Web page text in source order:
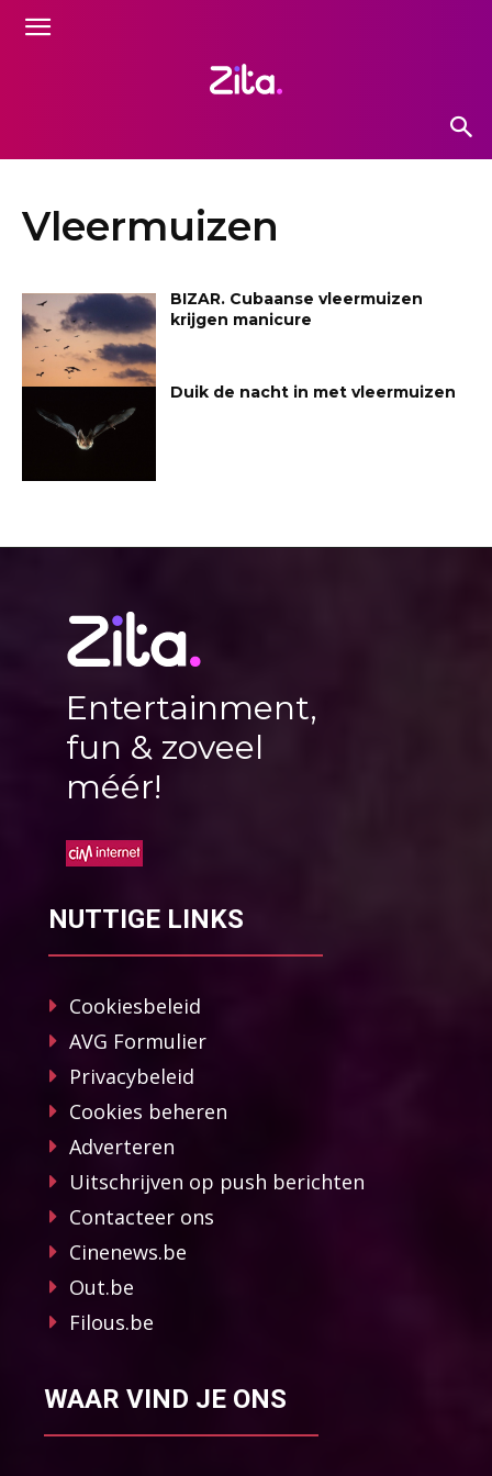
Vleermuizen
BIZAR. Cubaanse vleermuizen
krijgen manicure
Duik de nacht in met vleermuizen
Entertainment,
fun & zoveel
méér!
NUTTIGE LINKS
Cookiesbeleid
AVG Formulier
Privacybeleid
Cookies beheren
Adverteren
Uitschrijven op push berichten
Contacteer ons
Cinenews.be
Out.be
Filous.be
WAAR VIND JE ONS